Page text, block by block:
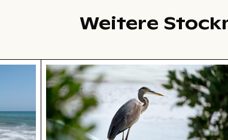
Weitere
Kos Graureiher am Wasser sitzend